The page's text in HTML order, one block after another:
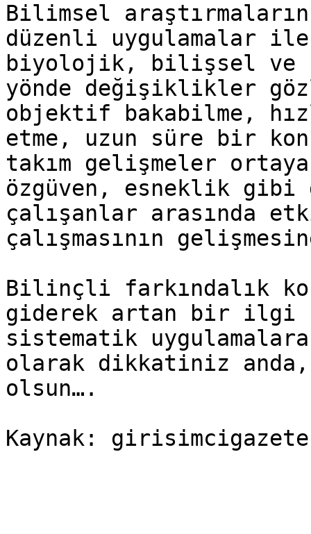
Bilimsel
düzenli uygulamalar
biyolojik, bilişsel ve
yönde değişiklikler
objektif bakabilme,
etme, uzun süre bir
takım gelişmeler
özgüven, esneklik gibi
çalışanlar arasında
çalışmasının
Bilinçli farkındalık
giderek artan bir ilgi
sistematik
olarak dikkatiniz anda,
olsun….
Kaynak: